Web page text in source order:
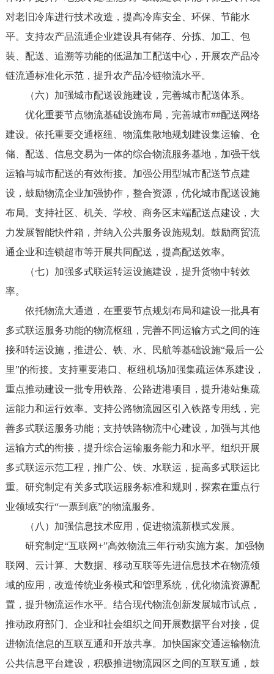
对老旧冷库进行技术改造，提高冷库安全、环保、节能水
平。支持农产品流通企业建设具有储存、分拣、加工、包
装、配送、追溯等功能的低温加工配送中心，开展农产品冷
链流通标准化示范，提升农产品冷链物流水平。
（六）加强城市配送设施建设，完善城市配送体系。
优化重要节点物流基础设施布局，完善城市##配送网络
建设。依托重要交通枢纽、物流集散地规划建设集运输、仓
储、配送、信息交易为一体的综合物流服务基地，加强干线
运输与城市配送的有效衔接。加强公用型城市配送节点建
设，鼓励物流企业加强协作，整合资源，优化城市配送设施
布局。支持社区、机关、学校、商务区末端配送点建设，大
力发展智能快件箱，并纳入公共服务设施规划。鼓励商贸流
通企业和连锁超市等开展共同配送，提高配送效率。
（七）加强多式联运转运设施建设，提升货物中转效
率。
依托物流大通道，在重要节点规划布局和建设一批具有
多式联运服务功能的物流枢纽，完善不同运输方式之间的连
接和转运设施，推进公、铁、水、民航等基础设施“最后一公
里”的衔接。支持重要港口、枢纽机场加强集疏运体系建设，
重点推动建设一批专用铁路、公路进港项目，提升港站集疏
运能力和运行效率。支持公路物流园区引入铁路专用线，完
善多式联运服务功能；支持铁路物流中心建设，加强与其他
运输方式的衔接，提升综合运输服务能力和水平。组织开展
多式联运示范工程，推广公、铁、水联运，提高多式联运比
重。研究制定有关多式联运服务标准和规则，探索在重点行
业领域实行“一票到底”的物流服务。
（八）加强信息技术应用，促进物流新模式发展。
研究制定“互联网+”高效物流三年行动实施方案。加强物
联网、云计算、大数据、移动互联等先进信息技术在物流领
域的应用，改造传统业务模式和管理系统，优化物流资源配
置，提升物流运作水平。结合现代物流创新发展城市试点，
推动政府部门、企业和社会组织之间开展数据平台对接，促
进物流信息的互联互通和开放共享。加快国家交通运输物流
公共信息平台建设，积极推进物流园区之间的互联互通，鼓